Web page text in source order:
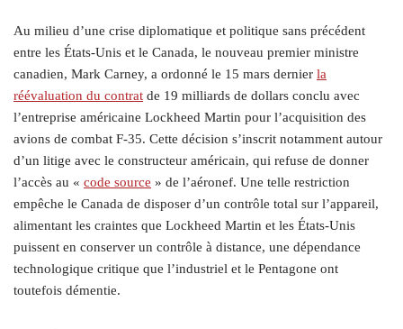
Au milieu d’une crise diplomatique et politique sans précédent
entre les États-Unis et le Canada, le nouveau premier ministre
canadien, Mark Carney, a ordonné le 15 mars dernier la
réévaluation du contrat de 19 milliards de dollars conclu avec
l’entreprise américaine Lockheed Martin pour l’acquisition des
avions de combat F‑35. Cette décision s’inscrit notamment autour
d’un litige avec le constructeur américain, qui refuse de donner
l’accès au « code source » de l’aéronef. Une telle restriction
empêche le Canada de disposer d’un contrôle total sur l’appareil,
alimentant les craintes que Lockheed Martin et les États-Unis
puissent en conserver un contrôle à distance, une dépendance
technologique critique que l’industriel et le Pentagone ont
toutefois démentie.